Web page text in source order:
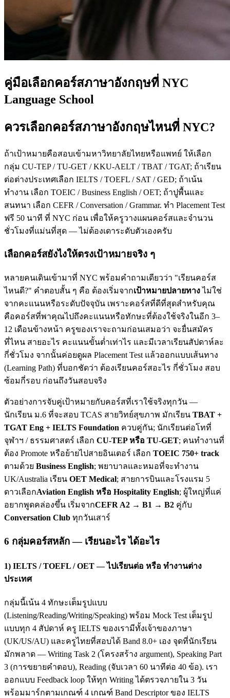
คู่มือเลือกคอร์สภาษาอังกฤษที่ NYC
Language School
ควรเลือกคอร์สภาษาอังกฤษไหนที่ NYC?
ถ้าเป้าหมายคือสอบเข้ามหาวิทยาลัยไทยหรือแพทย์ ให้เลือก
กลุ่ม CU-TEP / TU-GET / KKU-AELT / TBAT / TGAT; ถ้าเรียน
ต่อต่างประเทศเลือก IELTS / TOEFL / SAT / GED; ถ้าเน้น
ทำงาน เลือก TOEIC / Business English / OET; ถ้าปูพื้นและ
สนทนา เลือก CEFR / Conversation / Grammar. ทำ Placement Test
ฟรี 50 นาที ที่ NYC ก่อน เพื่อให้ครูวางแผนคอร์สและจำนวน
ชั่วโมงที่แม่นที่สุด — ไม่ต้องเดาระดับตัวเองครับ
เลือกคอร์สยังไงให้ตรงเป้าหมายจริง ๆ
หลายคนเดินเข้ามาที่ NYC พร้อมคำถามเดียวว่า "เรียนคอร์ส
ไหนดี?" คำตอบสั้น ๆ คือ ต้องเริ่มจากเป้าหมายปลายทางไม่ใช่
จากคะแนนหรือระดับปัจจุบัน เพราะคอร์สที่ดีที่สุดสำหรับคุณ
คือคอร์สที่พาคุณไปถึงคะแนนหรือทักษะที่ต้องใช้จริงในอีก 3–
12 เดือนข้างหน้า ครูของเราจะถามก่อนเสมอว่า จะยื่นสมัคร
ที่ไหน สายอะไร คะแนนขั้นต่ำเท่าไร และมีเวลาเรียนสัปดาห์ละ
กี่ชั่วโมง จากนั้นค่อยดูผล Placement Test แล้วออกแบบเส้นทาง
(Learning Path) ที่บอกชัดว่า ต้องเรียนคอร์สอะไร กี่ชั่วโมง สอบ
ซ้อมกี่รอบ ก่อนถึงวันสอบจริง
ตัวอย่างการจับคู่เป้าหมายกับคอร์สที่เราใช้จริงทุกวัน —
นักเรียน ม.6 ที่จะสอบ TCAS สายวิทย์สุขภาพ มักเรียน TBAT +
TGAT Eng + IELTS Foundation ควบคู่กัน; นักเรียนต่อโทที่
จุฬาฯ / ธรรมศาสตร์ เลือก CU-TEP หรือ TU-GET; คนทำงานที่
ต้อง Promote หรือย้ายไปสายอินเตอร์ เลือก TOEIC 750+ track
ตามด้วย Business English; พยาบาลและหมอที่จะทำงาน
UK/Australia เรียน OET Medical; สายการบินและโรงแรม 5
ดาวเลือกAviation English หรือ Hospitality English; ผู้ใหญ่ที่แค่
อยากพูดคล่องขึ้น เริ่มจากCEFR A2 → B1 → B2 คู่กับ
Conversation Club ทุกวันเสาร์
6 กลุ่มคอร์สหลัก — เรียนอะไร ได้อะไร
1) IELTS / TOEFL / OET — ไปเรียนต่อ หรือ ทำงานต่าง
ประเทศ
กลุ่มนี้เน้น 4 ทักษะเต็มรูปแบบ
(Listening/Reading/Writing/Speaking) พร้อม Mock Test เต็มรูป
แบบทุก 4 สัปดาห์ ครู IELTS ของเรามีทั้งเจ้าของภาษา
(UK/US/AU) และครูไทยที่สอบได้ Band 8.0+ เอง จุดที่นักเรียน
มักพลาด — Writing Task 2 (โครงสร้าง argument), Speaking Part
3 (การขยายคำตอบ), Reading (จับเวลา 60 นาทีต่อ 40 ข้อ). เรา
ออกแบบ Feedback loop ให้ทุก Writing ได้ตรวจภายใน 3 วัน
พร้อมมาร์กตามเกณฑ์ 4 เกณฑ์ Band Descriptor ของ IELTS